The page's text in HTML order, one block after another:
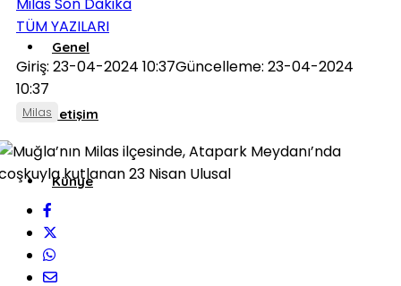
Genel
İletişim
Künye
TÜM YAZILARI
Giriş: 23-04-2024 10:37Güncelleme: 23-04-2024
10:37
Milas